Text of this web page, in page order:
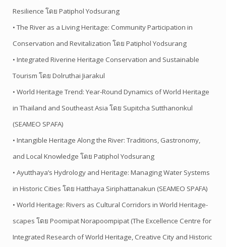
Resilience โดย Patiphol Yodsurang
• The River as a Living Heritage: Community Participation in
Conservation and Revitalization โดย Patiphol Yodsurang
• Integrated Riverine Heritage Conservation and Sustainable
Tourism โดย Dolruthai Jiarakul
• World Heritage Trend: Year-Round Dynamics of World Heritage
in Thailand and Southeast Asia โดย Supitcha Sutthanonkul
(SEAMEO SPAFA)
• Intangible Heritage Along the River: Traditions, Gastronomy,
and Local Knowledge โดย Patiphol Yodsurang
• Ayutthaya’s Hydrology and Heritage: Managing Water Systems
in Historic Cities โดย Hatthaya Siriphattanakun (SEAMEO SPAFA)
• World Heritage: Rivers as Cultural Corridors in World Heritage-
scapes โดย Poomipat Norapoompipat (The Excellence Centre for
Integrated Research of World Heritage, Creative City and Historic